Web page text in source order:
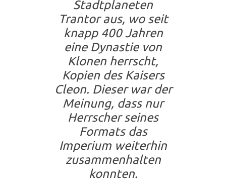
Stadtplaneten
Trantor aus, wo seit
knapp 400 Jahren
eine Dynastie von
Klonen herrscht,
Kopien des Kaisers
Cleon. Dieser war der
Meinung, dass nur
Herrscher seines
Formats das
Imperium weiterhin
zusammenhalten
konnten.